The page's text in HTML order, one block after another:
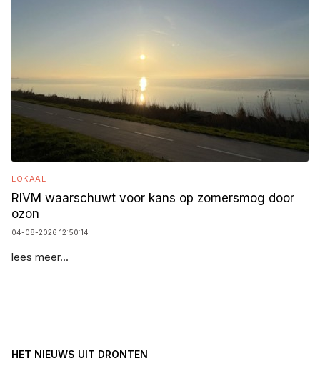
LOKAAL
RIVM waarschuwt voor kans op zomersmog door
ozon
04-08-2026 12:50:14
lees meer...
HET NIEUWS UIT DRONTEN